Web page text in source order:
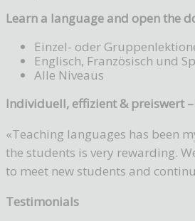
Learn a language and open the
Einzel- oder
Englisch, Französisch und
Alle Niveaus
Individuell, effizient & preiswert
«Teaching languages has been
the students is very rewarding.
to meet new students and
Testimonials